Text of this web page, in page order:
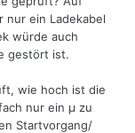
nur ein Ladekabel
würde auch
gestört ist.
wie hoch ist die
nur ein µ zu
Startvorgang/